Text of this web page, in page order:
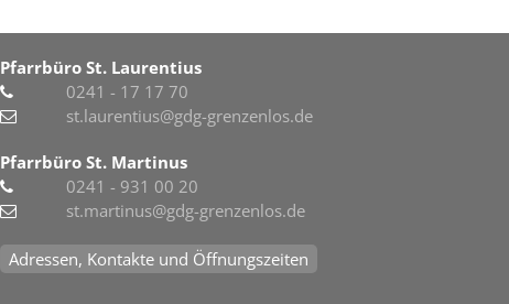
Pfarrbüro St. Laurentius
0241 - 17 17 70
st.laurentius@gdg-grenzenlos.de
Pfarrbüro St. Martinus
0241 - 931 00 20
st.martinus@gdg-grenzenlos.de
Adressen, Kontakte und Öffnungszeiten